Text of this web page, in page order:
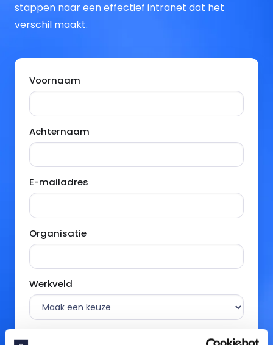
stappen naar een effectief intranet dat het
verschil maakt.
Voornaam
Achternaam
E-mailadres
Organisatie
Werkveld